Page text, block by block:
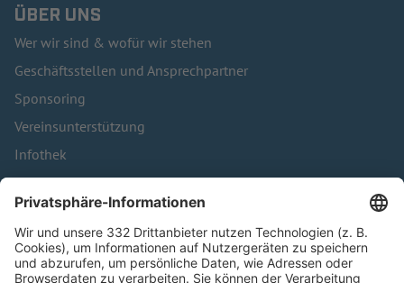
ÜBER UNS
Wer wir sind & wofür wir stehen
Geschäftsstellen und Ansprechpartner
Sponsoring
Vereinsunterstützung
Infothek
Kontakt
HÄUFIG BESUCHTE SEITEN
Pässe und Vereinswechsel